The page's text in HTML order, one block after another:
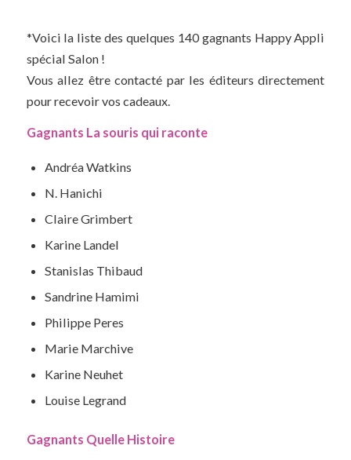
*Voici la liste des quelques 140 gagnants Happy Appli
spécial Salon !
Vous allez être contacté par les éditeurs directement
pour recevoir vos cadeaux.
Gagnants La souris qui raconte
Andréa Watkins
N. Hanichi
Claire Grimbert
Karine Landel
Stanislas Thibaud
Sandrine Hamimi
Philippe Peres
Marie Marchive
Karine Neuhet
Louise Legrand
Gagnants Quelle Histoire